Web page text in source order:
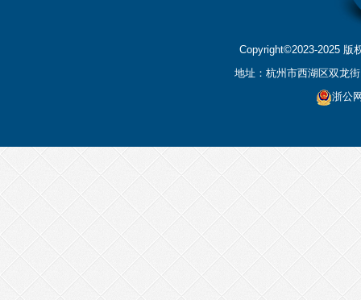
Copyright©2023-2025 版
地址：杭州市西湖区双龙
浙公